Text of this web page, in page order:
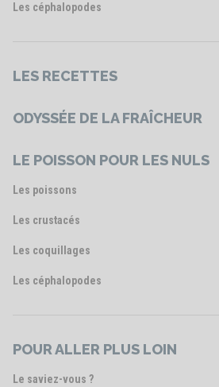
Les céphalopodes
LES RECETTES
ODYSSÉE DE LA FRAÎCHEUR
LE POISSON POUR LES NULS
Les poissons
Les crustacés
Les coquillages
Les céphalopodes
POUR ALLER PLUS LOIN
Le saviez-vous ?